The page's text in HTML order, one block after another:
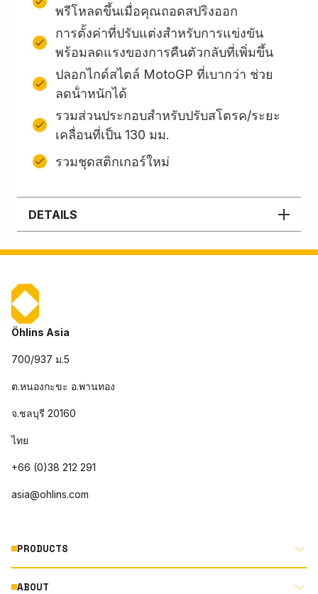
พรีโหลดขึ้นเมื่อคุณถอดสปริงออก
การตั้งค่าที่ปรับแต่งสำหรับการแข่งขัน
พร้อมลดแรงของการคืนตัวกลับที่เพิ่มขึ้น
ปลอกไกด์สไตล์ MotoGP ที่เบากว่า ช่วย
ลดน้ําหนักได้
รวมส่วนประกอบสําหรับปรับสโตรค/ระยะ
เคลื่อนที่เป็น 130 มม.
รวมชุดสติกเกอร์ใหม่
DETAILS
Öhlins Asia
700/937 ม.5
ต.หนองกะขะ อ.พานทอง
จ.ชลบุรี 20160
ไทย
+66 (0)38 212 291
asia@ohlins.com
PRODUCTS
ABOUT